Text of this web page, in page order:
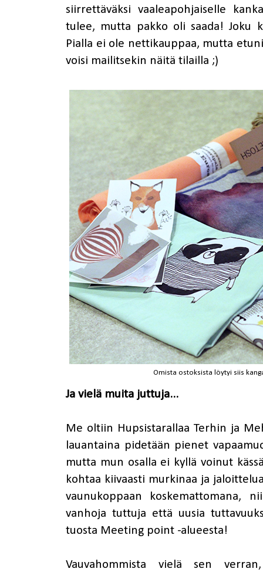
siirrettäväksi vaaleapohjaiselle
tulee, mutta pakko oli saada! Joku
Pialla ei ole nettikauppaa, mutta
voisi mailitsekin näitä tilailla ;)
Omista ostoksista löytyi siis
Ja vielä muita juttuja...
Me oltiin Hupsistarallaa Terhin ja
lauantaina pidetään pienet
mutta mun osalla ei kyllä voinut
kohtaa kiivaasti murkinaa ja
vaunukoppaan koskemattomana,
vanhoja tuttuja että uusia
tuosta Meeting point -alueesta!
Vauvahommista vielä sen